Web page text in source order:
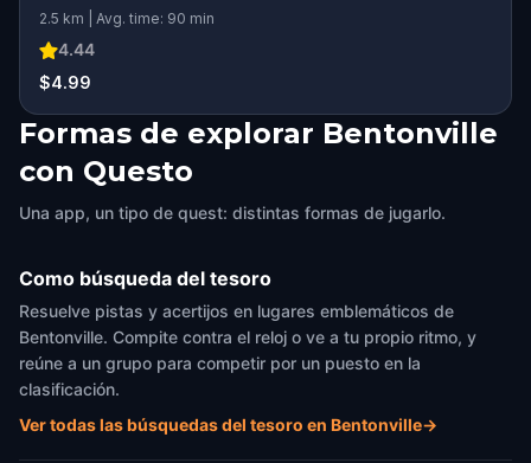
2.5 km | Avg. time: 90 min
4.44
$4.99
Formas de explorar Bentonville
con Questo
Una app, un tipo de quest: distintas formas de jugarlo.
Como búsqueda del tesoro
Resuelve pistas y acertijos en lugares emblemáticos de
Bentonville. Compite contra el reloj o ve a tu propio ritmo, y
reúne a un grupo para competir por un puesto en la
clasificación.
Ver todas las búsquedas del tesoro en Bentonville→